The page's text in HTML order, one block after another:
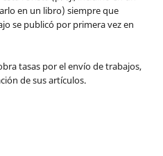
en un libro) siempre que
se publicó por primera vez en
tasas por el envío de trabajos,
de sus artículos.